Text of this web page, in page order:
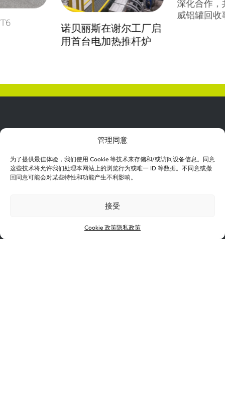
管理同意
为了提供最佳体验，我们使用 Cookie 等技术来存储和/或访问设备信息。同意
这些技术将允许我们处理本网站上的浏览行为或唯一 ID 等数据。不同意或撤
回同意可能会对某些特性和功能产生不利影响。
接受
Cookie 政策隐私政策
诺贝丽斯在谢尔工厂启
用首台电加热推杆炉
深化合作，
威铝罐回收
使用条款